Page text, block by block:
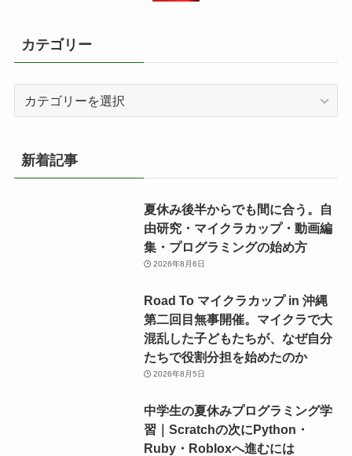
カテゴリー
リ
ー
新着記事
夏休み後半からでも間に合う。自
由研究・マイクラカップ・動画編
集・プログラミングの始め方
2026年8月6日
Road To マイクラカップ in 沖縄
第二回目無事開催。マイクラで大
混乱した子どもたちが、なぜ自分
たちで役割分担を始めたのか
2026年8月5日
中学生の夏休みプログラミング学
習｜Scratchの次にPython・
Ruby・Robloxへ進むには